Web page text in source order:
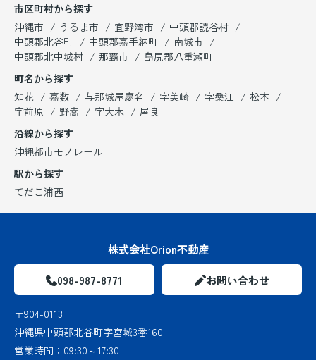
市区町村から探す
沖縄市
うるま市 宜野湾市
中頭郡読谷村
中頭郡北谷町
中頭郡嘉手納町
南城市
中頭郡北中城村
那覇市
島尻郡八重瀬町
町名から探す
知花
嘉数 与那城屋慶名 字美崎 字桑江
松本
字前原
野嵩 字大木
屋良
沿線から探す
沖縄都市モノレール
駅から探す
てだこ浦西
株式会社Orion不動産
098-987-8771 お問い合わせ
〒904-0113
沖縄県中頭郡北谷町字宮城3番160
営業時間： 09:30～17:30